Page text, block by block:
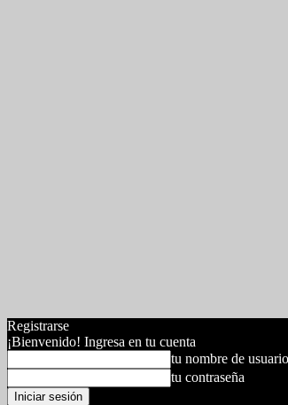
Registrarse
¡Bienvenido! Ingresa en tu cuenta
tu nombre de usuario
tu contraseña